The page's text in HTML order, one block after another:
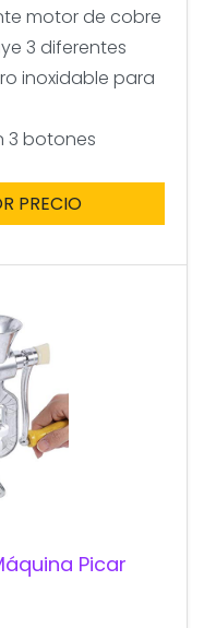
motor de cobre
3 diferentes
inoxidable para
3 botones
PRECIO
Picar